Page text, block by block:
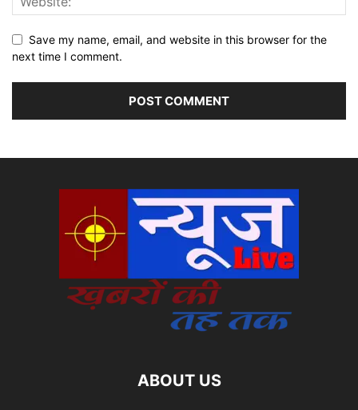
Save my name, email, and website in this browser for the
next time I comment.
ABOUT US